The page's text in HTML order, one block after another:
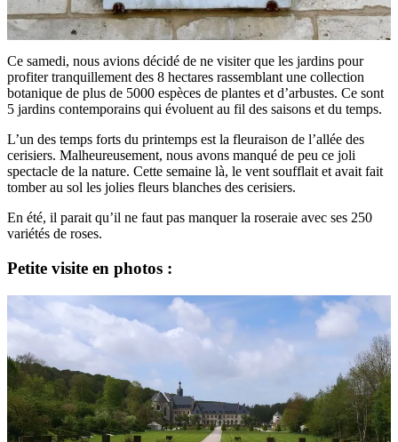
Ce samedi, nous avions décidé de ne visiter que les jardins pour
profiter tranquillement des 8 hectares rassemblant une collection
botanique de plus de 5000 espèces de plantes et d’arbustes. Ce sont
5 jardins contemporains qui évoluent au fil des saisons et du temps.
L’un des temps forts du printemps est la fleuraison de l’allée des
cerisiers. Malheureusement, nous avons manqué de peu ce joli
spectacle de la nature. Cette semaine là, le vent soufflait et avait fait
tomber au sol les jolies fleurs blanches des cerisiers.
En été, il parait qu’il ne faut pas manquer la roseraie avec ses 250
variétés de roses.
Petite visite en photos :